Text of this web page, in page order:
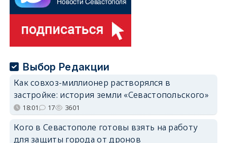
Выбор Редакции
Как совхоз-миллионер растворялся в
застройке: история земли «Севастопольского»
18:01 17 3601
Кого в Севастополе готовы взять на работу
для защиты города от дронов